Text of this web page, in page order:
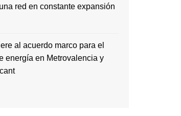
red en constante expansión
al acuerdo marco para el
energía en Metrovalencia y